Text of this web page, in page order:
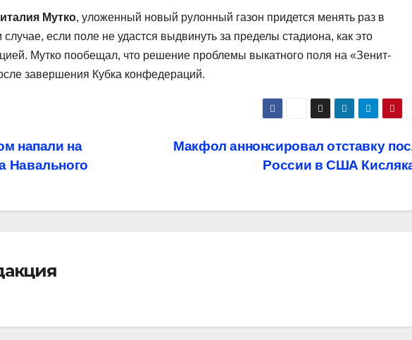
Мутко, уложенный новый рулонный газон придется менять раз в
если поле не удастся выдвинуть за пределы стадиона, как это
Мутко пообещал, что решение проблемы выкатного поля на «Зенит-
завершения Кубка конфедераций.
Макфол аннонсировал отставку
России в США
напали на
Навального